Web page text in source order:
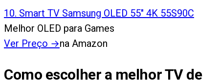
10. Smart TV Samsung OLED 55" 4K 55S90C
Melhor OLED para Games
Ver Preço →na Amazon
Como escolher a melhor TV de